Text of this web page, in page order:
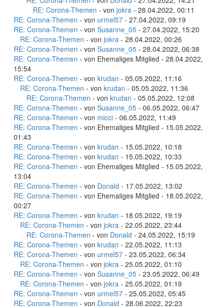
RE: Corona-Themen - von jokra - 28.04.2022, 00:11
RE: Corona-Themen - von urmel57 - 27.04.2022, 09:19
RE: Corona-Themen - von Susanne_05 - 27.04.2022, 15:20
RE: Corona-Themen - von jokra - 28.04.2022, 00:26
RE: Corona-Themen - von Susanne_05 - 28.04.2022, 06:38
RE: Corona-Themen - von Ehemaliges Mitglied - 28.04.2022,
15:54
RE: Corona-Themen - von krudan - 05.05.2022, 11:16
RE: Corona-Themen - von krudan - 05.05.2022, 11:36
RE: Corona-Themen - von krudan - 05.05.2022, 12:08
RE: Corona-Themen - von Susanne_05 - 06.05.2022, 06:47
RE: Corona-Themen - von micci - 06.05.2022, 11:49
RE: Corona-Themen - von Ehemaliges Mitglied - 15.05.2022,
01:43
RE: Corona-Themen - von krudan - 15.05.2022, 10:18
RE: Corona-Themen - von krudan - 15.05.2022, 10:33
RE: Corona-Themen - von Ehemaliges Mitglied - 15.05.2022,
13:04
RE: Corona-Themen - von Donald - 17.05.2022, 13:02
RE: Corona-Themen - von Ehemaliges Mitglied - 18.05.2022,
00:27
RE: Corona-Themen - von krudan - 18.05.2022, 19:19
RE: Corona-Themen - von jokra - 22.05.2022, 23:44
RE: Corona-Themen - von Donald - 24.05.2022, 15:19
RE: Corona-Themen - von krudan - 22.05.2022, 11:13
RE: Corona-Themen - von urmel57 - 23.05.2022, 06:34
RE: Corona-Themen - von jokra - 25.05.2022, 01:10
RE: Corona-Themen - von Susanne_05 - 23.05.2022, 06:49
RE: Corona-Themen - von jokra - 25.05.2022, 01:19
RE: Corona-Themen - von urmel57 - 25.05.2022, 05:45
RE: Corona-Themen - von Donald - 28.06.2022, 22:23